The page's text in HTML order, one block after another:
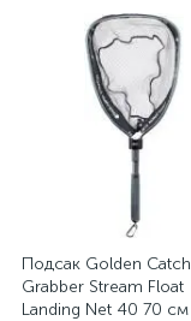
Подсак Golden Catch
Grabber Stream Float
Landing Net 40 70 см